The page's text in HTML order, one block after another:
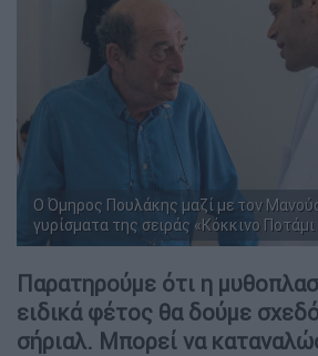
Ο Όμηρος Πουλάκης μαζί με τον
γυρίσματα της σειράς «Κόκκινο
Παρατηρούμε ότι η
ειδικά φέτος θα δούμε
σήριαλ. Μπορεί να